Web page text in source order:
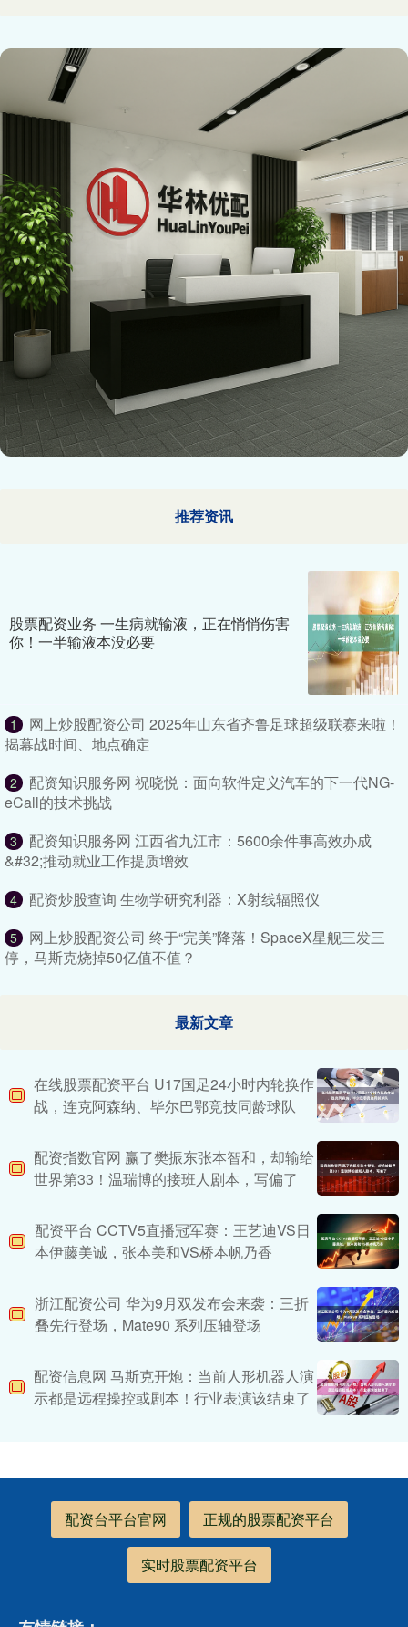
推荐资讯
股票配资业务 一生病就输液，正在悄悄伤害
你！一半输液本没必要
1
网上炒股配资公司 2025年山东省齐鲁足球超级联赛来啦！
揭幕战时间、地点确定
2
配资知识服务网 祝晓悦：面向软件定义汽车的下一代NG-
eCall的技术挑战
3
配资知识服务网 江西省九江市：5600余件事高效办成
&#32;推动就业工作提质增效
4 配资炒股查询 生物学研究利器：X射线辐照仪
5
网上炒股配资公司 终于“完美”降落！SpaceX星舰三发三
停，马斯克烧掉50亿值不值？
最新文章
在线股票配资平台 U17国足24小时内轮换作
战，连克阿森纳、毕尔巴鄂竞技同龄球队
配资指数官网 赢了樊振东张本智和，却输给
世界第33！温瑞博的接班人剧本，写偏了
配资平台 CCTV5直播冠军赛：王艺迪VS日
本伊藤美诚，张本美和VS桥本帆乃香
浙江配资公司 华为9月双发布会来袭：三折
叠先行登场，Mate90 系列压轴登场
配资信息网 马斯克开炮：当前人形机器人演
示都是远程操控或剧本！行业表演该结束了
配资台平台官网 正规的股票配资平台
实时股票配资平台